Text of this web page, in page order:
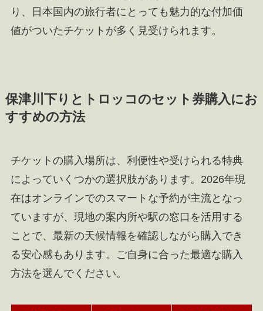
り、日本国内の旅行者にとっても魅力的な付加価
値がついたチケットが多く見受けられます。
保津川下りとトロッコのセット券購入にお
すすめの方法
チケットの購入場所は、利便性や受けられる特典
によっていくつかの選択肢があります。2026年現
在はオンラインでのスマートな予約が主流となっ
ていますが、現地の案内所や駅の窓口を活用する
ことで、最新の天候情報を確認しながら購入でき
る安心感もあります。ご自身に合った最適な購入
方法を選んでください。